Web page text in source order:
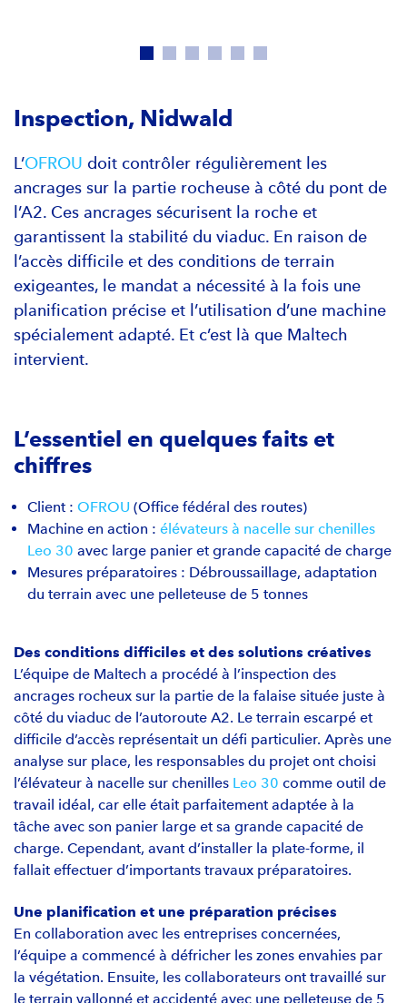
Inspection, Nidwald
L’OFROU doit contrôler régulièrement les
ancrages sur la partie rocheuse à côté du pont de
l’A2. Ces ancrages sécurisent la roche et
garantissent la stabilité du viaduc. En raison de
l’accès difficile et des conditions de terrain
exigeantes, le mandat a nécessité à la fois une
planification précise et l’utilisation d’une machine
spécialement adapté. Et c’est là que Maltech
intervient.
L’essentiel en quelques faits et
chiffres
Client : OFROU (Office fédéral des routes)
Machine en action : élévateurs à nacelle sur chenilles
Leo 30 avec large panier et grande capacité de charge
Mesures préparatoires : Débroussaillage, adaptation
du terrain avec une pelleteuse de 5 tonnes
Des conditions difficiles et des solutions créatives
L’équipe de Maltech a procédé à l’inspection des
ancrages rocheux sur la partie de la falaise située juste à
côté du viaduc de l’autoroute A2. Le terrain escarpé et
difficile d’accès représentait un défi particulier. Après une
analyse sur place, les responsables du projet ont choisi
l’élévateur à nacelle sur chenilles Leo 30 comme outil de
travail idéal, car elle était parfaitement adaptée à la
tâche avec son panier large et sa grande capacité de
charge. Cependant, avant d’installer la plate-forme, il
fallait effectuer d’importants travaux préparatoires.
Une planification et une préparation précises
En collaboration avec les entreprises concernées,
l’équipe a commencé à défricher les zones envahies par
la végétation. Ensuite, les collaborateurs ont travaillé sur
le terrain vallonné et accidenté avec une pelleteuse de 5